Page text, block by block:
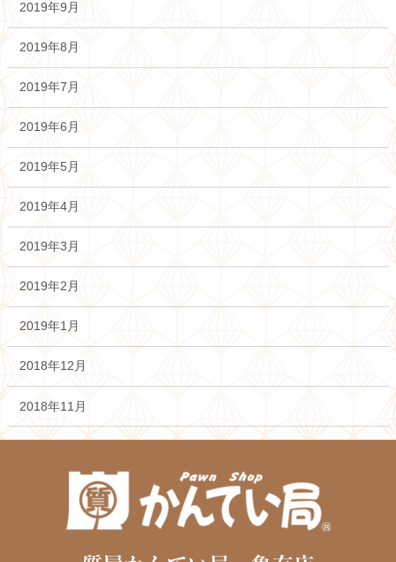
2019年9月
2019年8月
2019年7月
2019年6月
2019年5月
2019年4月
2019年3月
2019年2月
2019年1月
2018年12月
2018年11月